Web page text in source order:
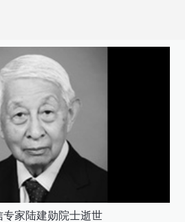
专家陆建勋院士逝世